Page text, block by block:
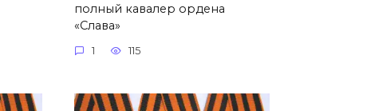
полный кавалер ордена
«Слава»
1 115